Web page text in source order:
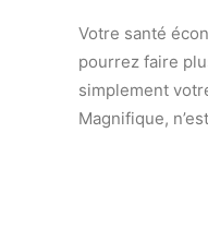
Votre santé
pourrez faire
simplement
Magnifique,